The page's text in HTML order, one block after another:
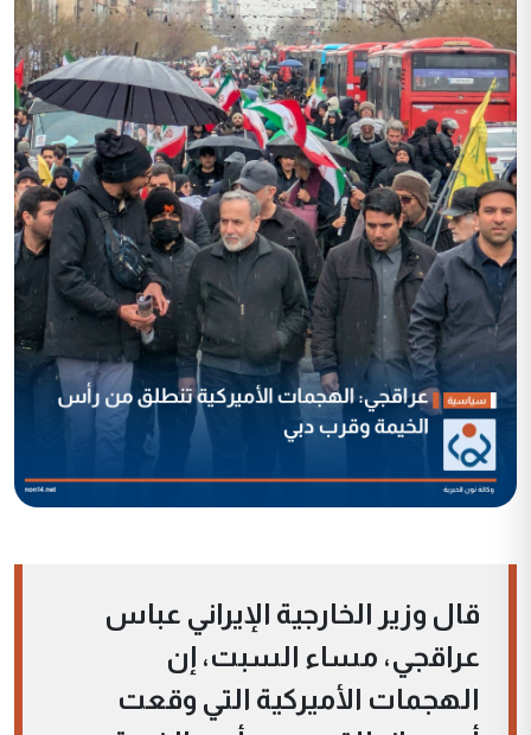
قال وزير الخارجية الإيراني عباس
عراقجي، مساء السبت، إن
الهجمات الأميركية التي وقعت